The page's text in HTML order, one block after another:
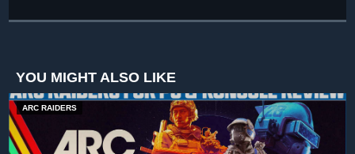
YOU MIGHT ALSO LIKE
ARC RAIDERS